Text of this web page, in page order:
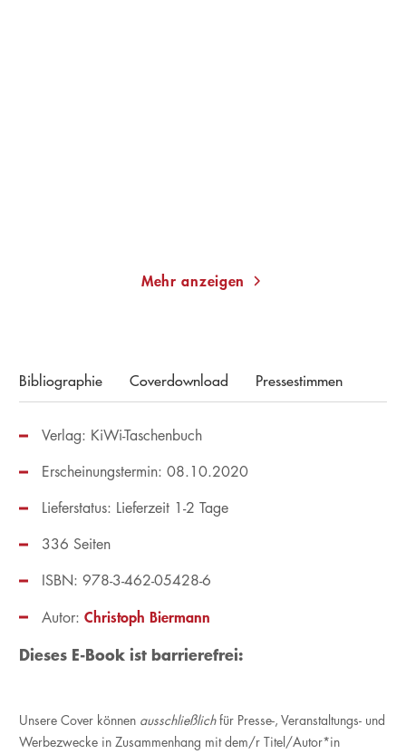
Mehr anzeigen
Bibliographie Coverdownload Pressestimmen
Verlag: KiWi-Taschenbuch
Erscheinungstermin: 08.10.2020
Lieferstatus: Lieferzeit 1-2 Tage
ISBN: 978-3-462-05428-6
336 Seiten
Autor: Christoph Biermann
Dieses E-Book ist barrierefrei:
Unsere Cover können ausschließlichfür Presse-, Veranstaltungs- und
Werbezwecke in Zusammenhang mit dem/r Titel/Autor*in